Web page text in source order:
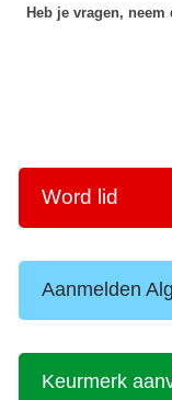
Heb je vragen,
Word lid
Aanmelden
Keurmerk